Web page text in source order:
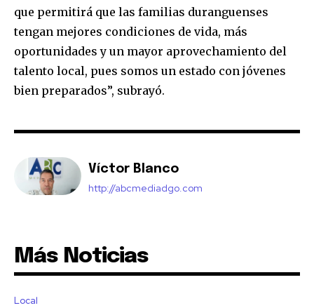
que permitirá que las familias duranguenses
tengan mejores condiciones de vida, más
oportunidades y un mayor aprovechamiento del
talento local, pues somos un estado con jóvenes
bien preparados”, subrayó.
Víctor Blanco
http://abcmediadgo.com
Más Noticias
Local